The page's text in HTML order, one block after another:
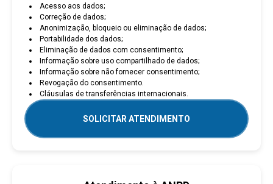
Acesso aos dados;
Correção de dados;
Anonimização, bloqueio ou eliminação de dados;
Portabilidade dos dados;
Eliminação de dados com consentimento;
Informação sobre uso compartilhado de dados;
Informação sobre não fornecer consentimento;
Revogação do consentimento.
Cláusulas de transferências internacionais.
SOLICITAR ATENDIMENTO